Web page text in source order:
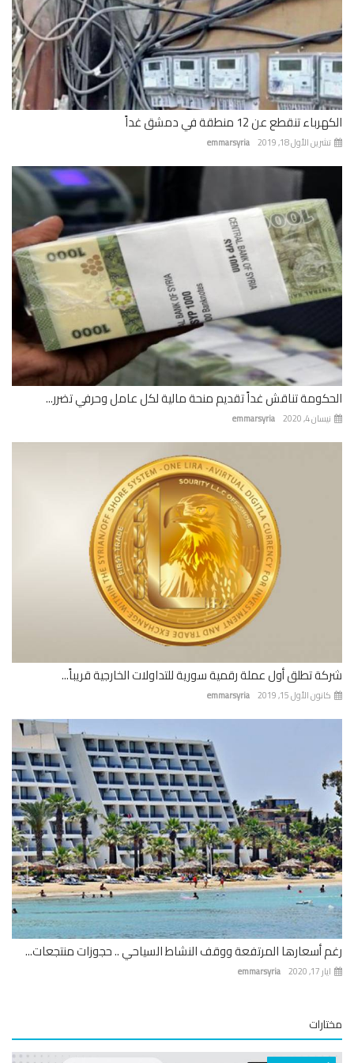
تنقطع عن 12 منطقة في دمشق غداً
emmarsyria الأول 18, 2019
تناقش غداً تقديم منحة مالية لكل عامل وحرفي تضرر...
emmarsyria 4, 2020
تطلق أول عملة رقمية سورية للتداولات الخارجية قريباً...
emmarsyria الأول 15, 2019
أسعارها المرتفعة ووقف النشاط السياحي .. حجوزات منتجعات...
emmarsyria